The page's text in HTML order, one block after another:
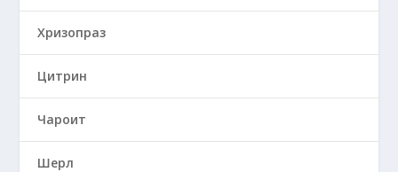
Хризопраз
Цитрин
Чароит
Шерл